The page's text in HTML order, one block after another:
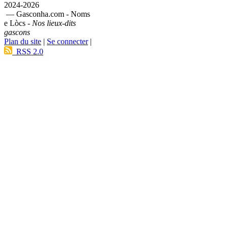
2024-2026
— Gasconha.com - Noms
e Lòcs - Nos lieux-dits
gascons
Plan du site | Se connecter|
RSS 2.0